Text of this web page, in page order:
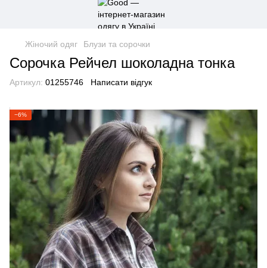
Жіночий одяг Блузи та сорочки
Сорочка Рейчел шоколадна тонка
Артикул: 01255746 Написати відгук
−6%